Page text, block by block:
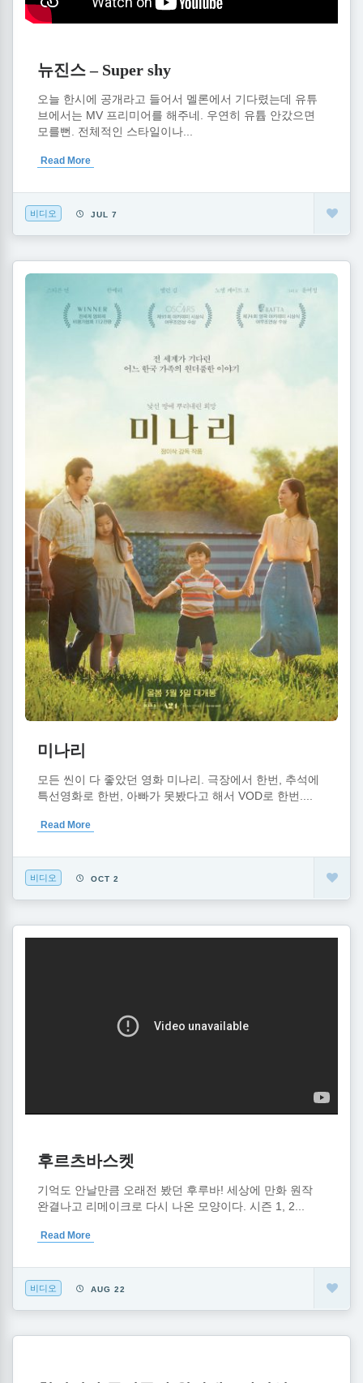
뉴진스 – Super shy
오늘 한시에 공개라고 들어서 멜론에서 기다렸는데 유튜
브에서는 MV 프리미어를 해주네. 우연히 유튭 안갔으면
모를뻔. 전체적인 스타일이나...
Read More
비디오 JUL 7
미나리
모든 씬이 다 좋았던 영화 미나리. 극장에서 한번, 추석에
특선영화로 한번, 아빠가 못봤다고 해서 VOD로 한번....
Read More
비디오 OCT 2
후르츠바스켓
기억도 안날만큼 오래전 봤던 후루바! 세상에 만화 원작
완결나고 리메이크로 다시 나온 모양이다. 시즌 1, 2...
Read More
비디오 AUG 22